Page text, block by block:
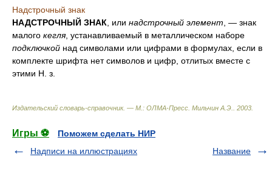
Надстрочный знак
НАДСТРОЧНЫЙ ЗНАК , или надстрочный элемент , — знак
малого кегля, устанавливаемый в металлическом наборе
подключкой над символами или цифрами в формулах, если в
комплекте шрифта нет символов и цифр, отлитых вместе с
этими Н. з.
Издательский словарь-справочник. — М.: ОЛМА-Пресс Мильчин А.Э. 2003
Игры ⚽
Поможем сделать НИР
Надписи на иллюстрациях
Название